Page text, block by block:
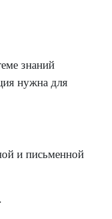
знаний
нужна для
и письменной